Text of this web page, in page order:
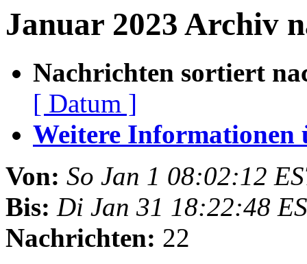
Januar 2023 Archiv
Nachrichten sortiert
[ Datum ]
Weitere Informationen
Von: So Jan 1 08:02:12
Bis: Di Jan 31 18:22:48
Nachrichten: 22